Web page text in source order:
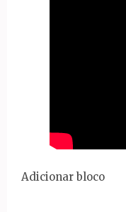
Adicionar bloco